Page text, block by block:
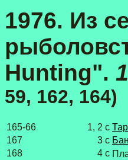
1976. Из
Hunting".
59, 162, 164)
165-66 1, 2 с
167
3 с
168
4 с